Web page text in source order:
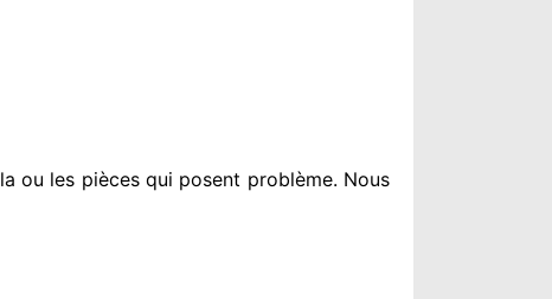
la ou les pièces qui posent problème. Nous